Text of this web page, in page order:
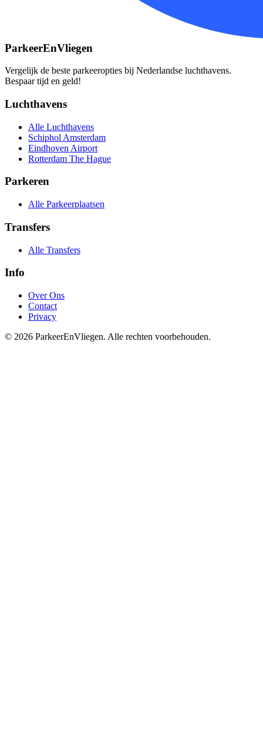
ParkeerEnVliegen
Vergelijk de beste parkeeropties bij Nederlandse luchthavens.
Bespaar tijd en geld!
Luchthavens
Alle Luchthavens
Schiphol Amsterdam
Eindhoven Airport
Rotterdam The Hague
Parkeren
Alle Parkeerplaatsen
Transfers
Alle Transfers
Info
Over Ons
Contact
Privacy
© 2026 ParkeerEnVliegen. Alle rechten voorbehouden.